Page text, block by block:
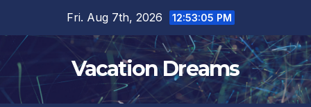
content
Fri. Aug 7th, 2026 12:53:06 PM
Vacation Dreams